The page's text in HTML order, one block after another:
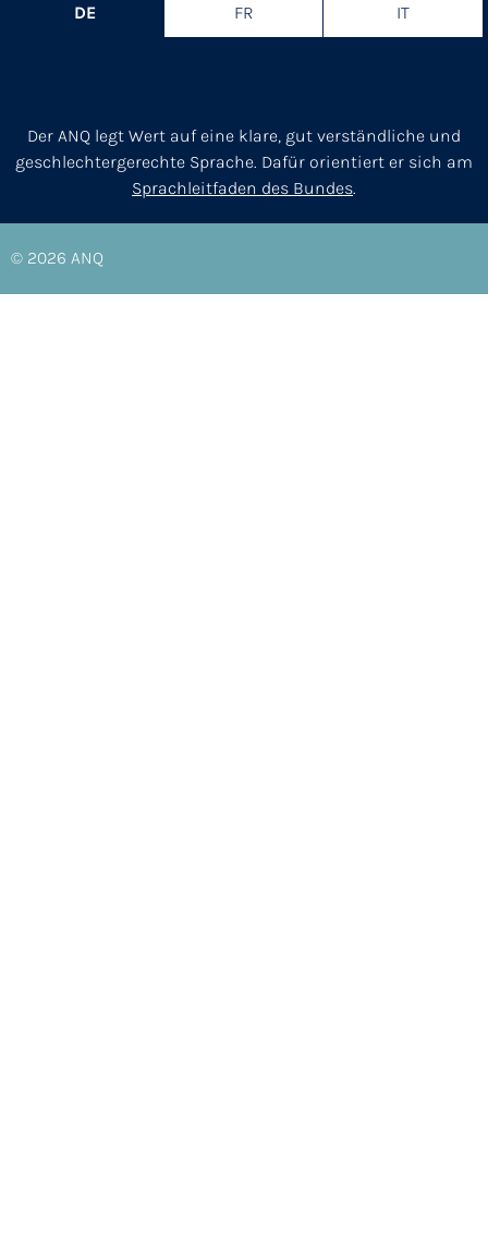
DE FR IT
Der ANQ legt Wert auf eine klare, gut verständliche und
geschlechtergerechte Sprache. Dafür orientiert er sich am
Sprachleitfaden des Bundes.
© 2026 ANQ